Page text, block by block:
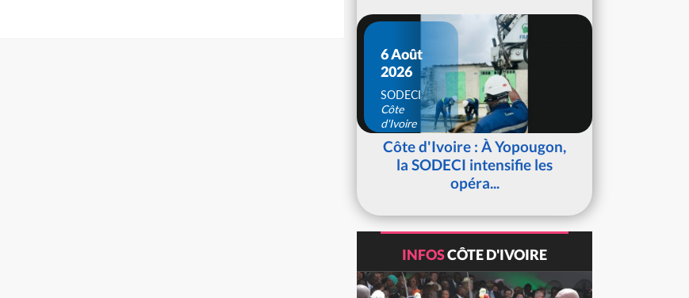
6 Août
2026
SODECI
Côte
d'Ivoire
Côte d'Ivoire : À Yopougon,
la SODECI intensifie les
opéra...
INFOSCÔTE D'IVOIRE